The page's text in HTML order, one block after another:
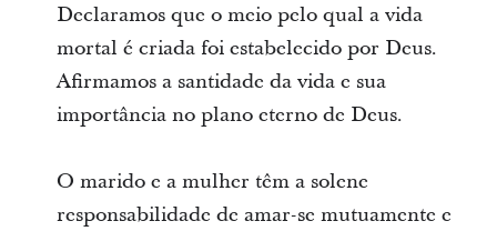
Declaramos que o meio pelo qual a vida
mortal é criada foi estabelecido por Deus.
Afirmamos a santidade da vida e sua
importância no plano eterno de Deus.
O marido e a mulher têm a solene
responsabilidade de amar-se mutuamente e